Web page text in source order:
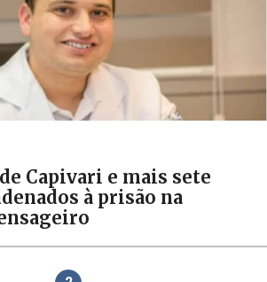
Capivari e mais sete
à prisão na